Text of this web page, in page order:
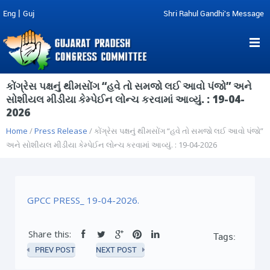
Eng | Guj Shri Rahul Gandhi's Message
કોંગ્રેસ પક્ષનું થીમસોંગ “હવે તો સમજો લઈ આવો પંજો” અને
સોશીયલ મીડીયા કેમ્પેઈન લોન્ચ કરવામાં આવ્યું. : 19-04-
2026
Home /Press Release / કોંગ્રેસ પક્ષનું થીમસોંગ “હવે તો સમજો લઈ આવો પંજો”
અને સોશીયલ મીડીયા કેમ્પેઈન લોન્ચ કરવામાં આવ્યું. : 19-04-2026
GPCC PRESS_ 19-04-2026.
Share this: Tags:
PREV POST NEXT POST